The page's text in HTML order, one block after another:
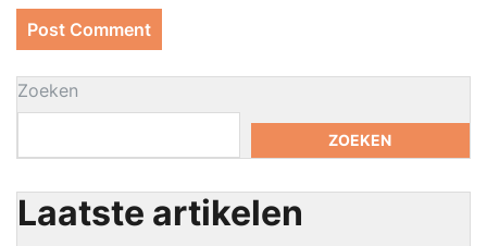
Zoeken
ZOEKEN
Laatste artikelen